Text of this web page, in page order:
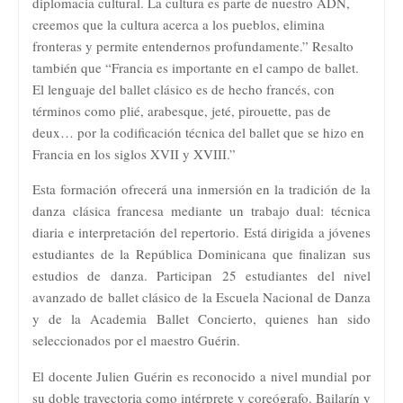
creemos que la cultura acerca a los pueblos, elimina
fronteras y permite entendernos profundamente.” Resalto
también que “Francia es importante en el campo de ballet.
El lenguaje del ballet clásico es de hecho francés, con
términos como plié, arabesque, jeté, pirouette, pas de
deux… por la codificación técnica del ballet que se hizo en
Francia en los siglos XVII y XVIII.”
Esta formación ofrecerá una inmersión en la tradición de la
danza clásica francesa mediante un trabajo dual: técnica
diaria e interpretación del repertorio. Está dirigida a jóvenes
estudiantes de la República Dominicana que finalizan sus
estudios de danza. Participan 25 estudiantes del nivel
avanzado de ballet clásico de la Escuela Nacional de Danza
y de la Academia Ballet Concierto, quienes han sido
seleccionados por el maestro Guérin.
El docente Julien Guérin es reconocido a nivel mundial por
su doble trayectoria como intérprete y coreógrafo. Bailarín y